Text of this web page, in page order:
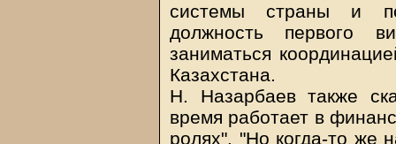
системы страны и
должность первого
заниматься
Казахстана.
Н. Назарбаев также
время работает в
ролях". "Но когда-то же